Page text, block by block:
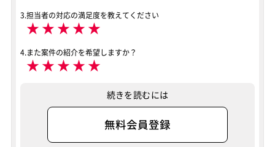
3.担当者の対応の満足度を教えてください
★ ★ ★ ★ ★
4.また案件の紹介を希望しますか？
★ ★ ★ ★ ★
続きを読むには
無料会員登録